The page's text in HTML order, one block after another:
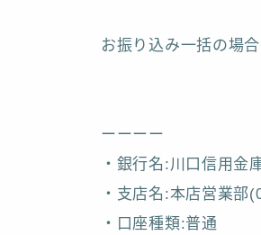
お振り込み一括の場
ーーーー
・銀行名:川口信用金
・支店名:本店営業部
・口座種類:普通